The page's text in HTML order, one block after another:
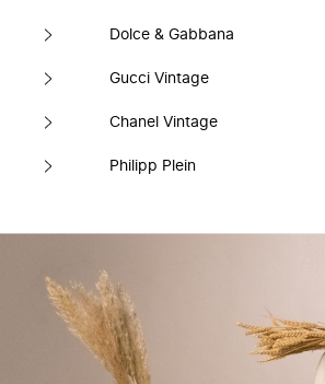
Dolce & Gabbana
Gucci Vintage
Chanel Vintage
Philipp Plein